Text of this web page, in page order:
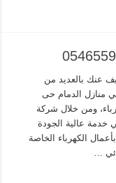
عنك بالعديد من
منازل الدمام حى
ومن خلال شركة
خدمة عالية الجودة
الكهرباء الخاصة
…